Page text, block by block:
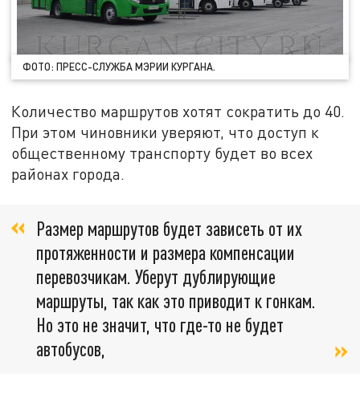
ФОТО: ПРЕСС-СЛУЖБА МЭРИИ КУРГАНА.
Количество маршрутов хотят сократить до 40.
При этом чиновники уверяют, что доступ к
общественному транспорту будет во всех
районах города.
Размер маршрутов будет зависеть от их
протяженности и размера компенсации
перевозчикам. Уберут дублирующие
маршруты, так как это приводит к гонкам.
Но это не значит, что где-то не будет
автобусов,